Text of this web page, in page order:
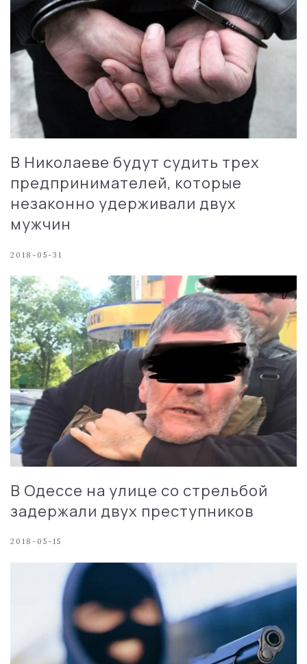
В Николаеве будут судить трех
предпринимателей, которые
незаконно удерживали двух
мужчин
2018-05-31
В Одессе на улице со стрельбой
задержали двух преступников
2018-05-15